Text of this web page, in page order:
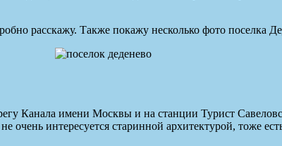
расскажу. Также покажу несколько фото поселка
Канала имени Москвы и на станции Турист
интересуется старинной архитектурой, тоже